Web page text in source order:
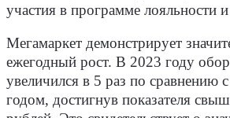
участия в программе лояльности
Мегамаркет демонстрирует
ежегодный рост. В 2023 году
увеличился в 5 раз по сравнению
годом, достигнув показателя